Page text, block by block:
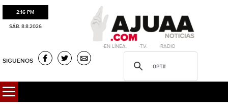
2:16 PM
SÁB. 8.8.2026
·EN LÍNEA. ·T.V. ·RADIO
SIGUENOS